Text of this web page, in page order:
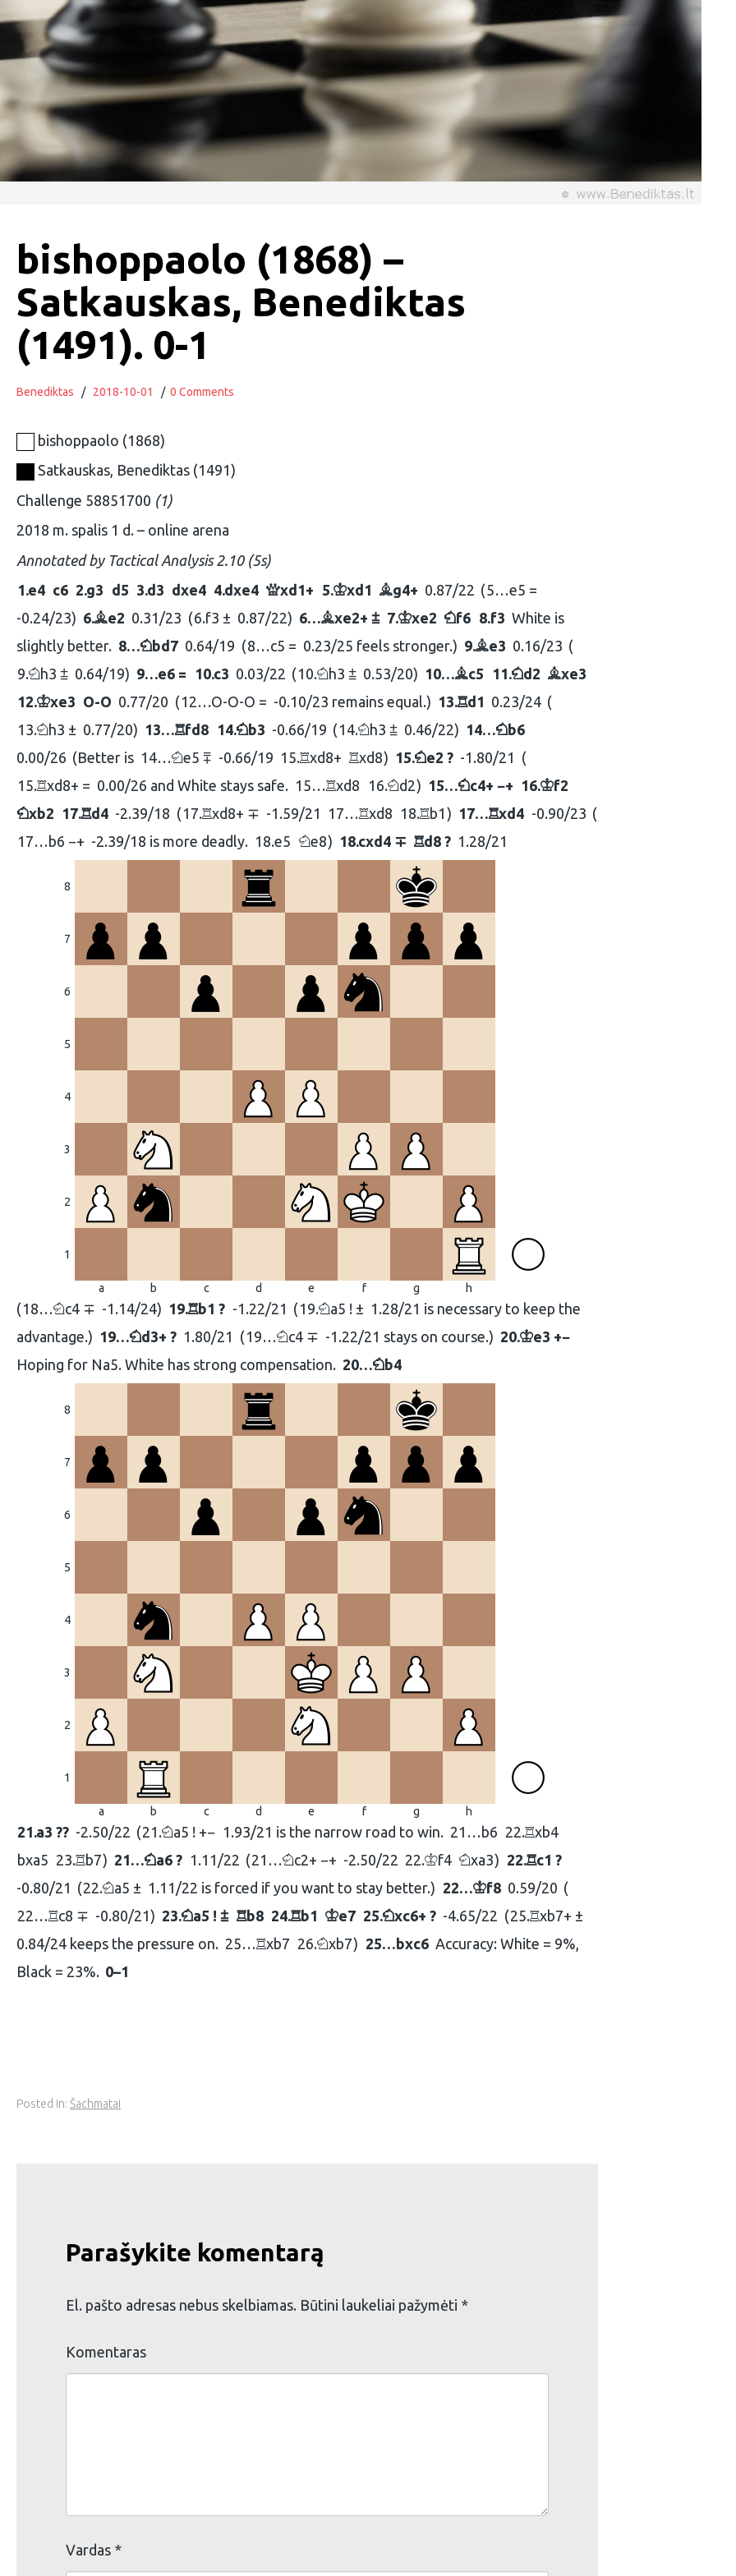
bishoppaolo (1868) –
Satkauskas, Benediktas
(1491). 0-1
Benediktas / 2018-10-01 / 0 Comments
bishoppaolo
1868
Satkauskas, Benediktas 1491
Challenge 58851700 1
2018 m. spalis 1 d.
online arena
Annotated by Tactical Analysis 2.10 (5s)
1.e4 c6 2.g3 d5 3.d3 dxe4 4.dxe4 Qxd1+ 5.Kxd1 Bg4+ 0.87/22 5…e5 =
-0.24/23
6.Be2 0.31/23 6.f3 ± 0.87/22 6…Bxe2+ ⩲ 7.Kxe2 Nf6 8.f3 White is
slightly better. 8…Nbd7 0.64/19 8…c5 = 0.23/25 feels stronger. 9.Be3 0.16/23
9.Nh3 ⩲ 0.64/19 9…e6 = 10.c3 0.03/22 10.Nh3 ⩲ 0.53/20 10…Bc5 11.Nd2 Bxe3
12.Kxe3 O-O 0.77/20 12…O-O-O = -0.10/23 remains equal. 13.Rd1 0.23/24
13.Nh3 ± 0.77/20 13…Rfd8 14.Nb3 -0.66/19 14.Nh3 ⩲ 0.46/22 14…Nb6
0.00/26
Better is 14…Ne5 ⩱ -0.66/19 15.Rxd8+ Rxd8 15.Ne2 ? -1.80/21
15.Rxd8+ = 0.00/26 and White stays safe. 15…Rxd8 16.Nd2 15…Nc4+ −+ 16.Kf2
Nxb2 17.Rd4 -2.39/18 17.Rxd8+ ∓ -1.59/21 17…Rxd8 18.Rb1 17…Rxd4 -0.90/23
17…b6 −+ -2.39/18 is more deadly. 18.e5 Ne8 18.cxd4 ∓ Rd8 ? 1.28/21
8
7
6
5
4
3
2
1
a b c d e f g h
18…Nc4 ∓ -1.14/24 19.Rb1 ? -1.22/21 19.Na5 ! ± 1.28/21 is necessary to keep the
advantage.
19…Nd3+ ? 1.80/21 19…Nc4 ∓ -1.22/21 stays on course. 20.Ke3 +−
Hoping for Na5. White has strong compensation. 20…Nb4
8
7
6
5
4
3
2
1
a b c d e f g h
21.a3 ?? -2.50/22 21.Na5 ! +− 1.93/21 is the narrow road to win. 21…b6 22.Rxb4
bxa5 23.Rb7 21…Na6 ? 1.11/22 21…Nc2+ −+ -2.50/22 22.Kf4 Nxa3 22.Rc1 ?
-0.80/21
22.Na5 ± 1.11/22 is forced if you want to stay better. 22…Kf8 0.59/20
22…Rc8 ∓ -0.80/21 23.Na5 ! ⩲ Rb8 24.Rb1 Ke7 25.Nxc6+ ? -4.65/22 25.Rxb7+ ±
0.84/24 keeps the pressure on. 25…Rxb7 26.Nxb7 25… bxc6 Accuracy: White = 9%,
Black = 23%. 0–1
Posted in: Šachmatai
Parašykite komentarą
El. pašto adresas nebus skelbiamas. Būtini laukeliai pažymėti *
Komentaras
Vardas *